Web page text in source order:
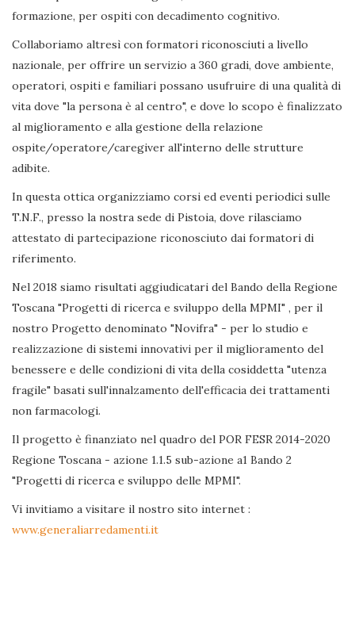
formazione, per ospiti con decadimento cognitivo.
Collaboriamo altresì con formatori riconosciuti a livello
nazionale, per offrire un servizio a 360 gradi, dove ambiente,
operatori, ospiti e familiari possano usufruire di una qualità di
vita dove "la persona è al centro", e dove lo scopo è finalizzato
al miglioramento e alla gestione della relazione
ospite/operatore/caregiver all'interno delle strutture
adibite.
In questa ottica organizziamo corsi ed eventi periodici sulle
T.N.F., presso la nostra sede di Pistoia, dove rilasciamo
attestato di partecipazione riconosciuto dai formatori di
riferimento.
Nel 2018 siamo risultati aggiudicatari del Bando della Regione
Toscana "Progetti di ricerca e sviluppo della MPMI" , per il
nostro Progetto denominato "Novifra" - per lo studio e
realizzazione di sistemi innovativi per il miglioramento del
benessere e delle condizioni di vita della cosiddetta "utenza
fragile" basati sull'innalzamento dell'efficacia dei trattamenti
non farmacologi.
Il progetto è finanziato nel quadro del POR FESR 2014-2020
Regione Toscana - azione 1.1.5 sub-azione a1 Bando 2
"Progetti di ricerca e sviluppo delle MPMI".
Vi invitiamo a visitare il nostro sito internet :
www.generaliarredamenti.it